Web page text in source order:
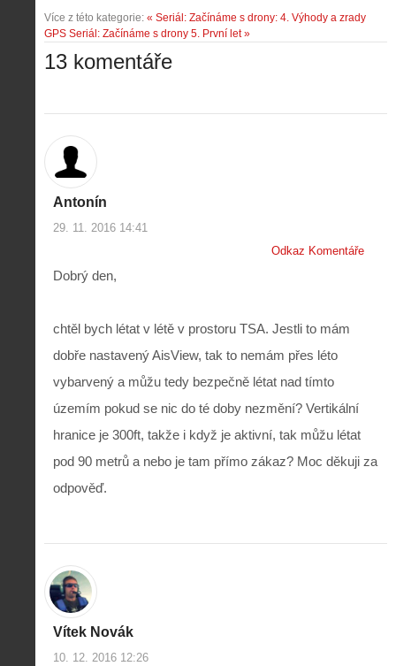
Více z této kategorie: « Seriál: Začínáme s drony: 4. Výhody a zrady
GPS Seriál: Začínáme s drony 5. První let »
13 komentáře
Antonín
29. 11. 2016 14:41
Odkaz Komentáře
Dobrý den,
chtěl bych létat v létě v prostoru TSA. Jestli to mám
dobře nastavený AisView, tak to nemám přes léto
vybarvený a můžu tedy bezpečně létat nad tímto
územím pokud se nic do té doby nezmění? Vertikální
hranice je 300ft, takže i když je aktivní, tak můžu létat
pod 90 metrů a nebo je tam přímo zákaz? Moc děkuji za
odpověď.
Vítek Novák
10. 12. 2016 12:26